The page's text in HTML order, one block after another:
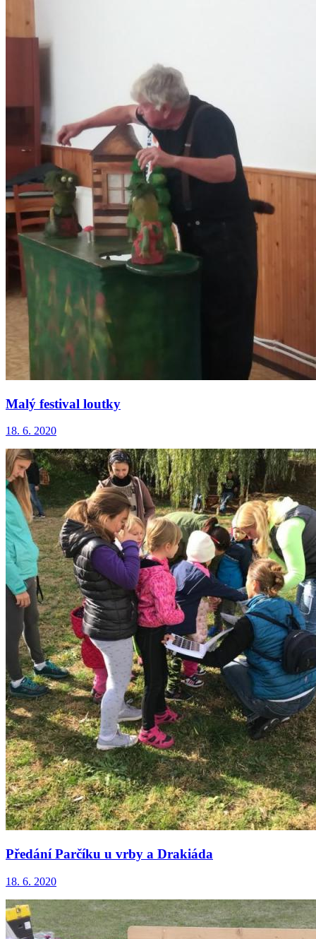
Malý festival loutky
18. 6. 2020
Předání Parčíku u vrby a Drakiáda
18. 6. 2020